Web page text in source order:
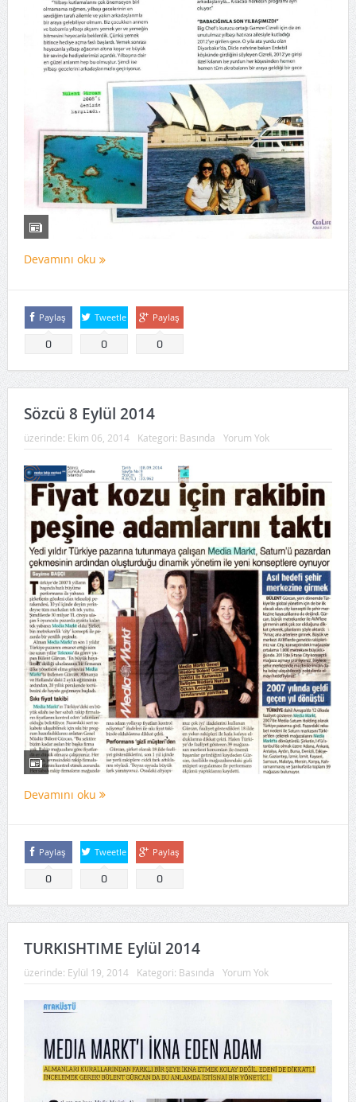
Devamını oku
Paylaş
0
Tweetle
0
Paylaş
0
Sözcü 8 Eylül 2014
üzerinde: Ekim 06, 2014 Kategori: Basında Yorum Yok
Devamını oku
Paylaş
0
Tweetle
0
Paylaş
0
TURKISHTIME Eylül 2014
üzerinde: Eylül 19, 2014 Kategori: Basında Yorum Yok